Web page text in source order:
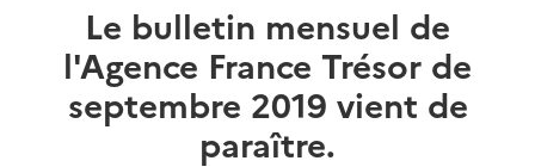
Le bulletin mensuel de
l'Agence France Trésor de
septembre 2019 vient de
paraître.